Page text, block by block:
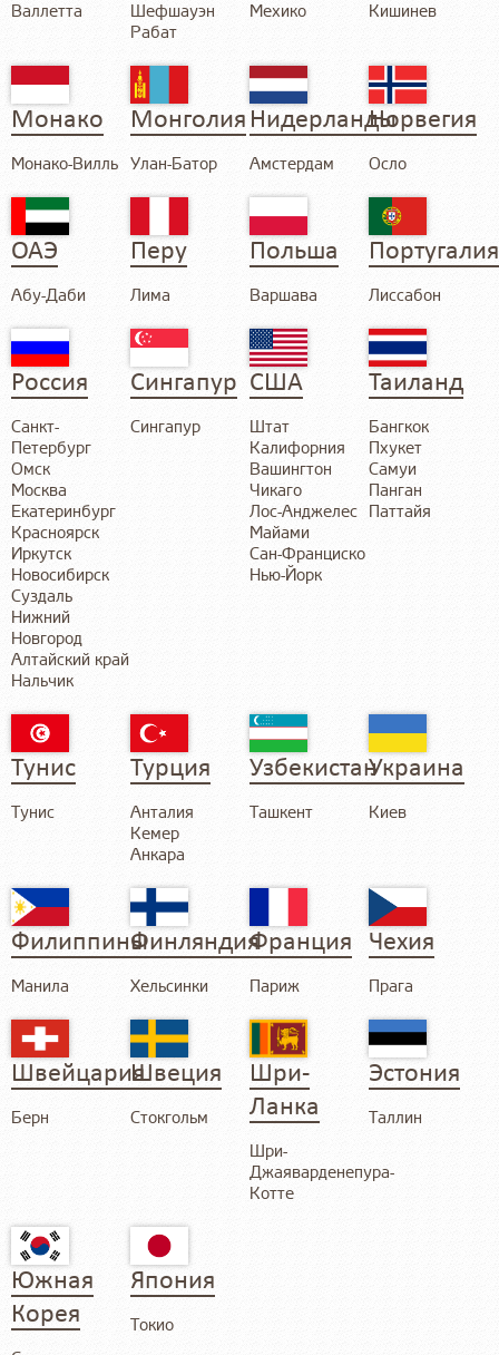
Валлетта
Шефшауэн
Рабат
Мехико Кишинев
Монако
Монако-Вилль
Монголия
Улан-Батор
Нидерланды
Амстердам
Норвегия
Осло
ОАЭ
Абу-Даби
Перу
Лима
Польша
Варшава
Португалия
Лиссабон
Россия
Санкт-
Петербург
Омск
Москва
Екатеринбург
Красноярск
Иркутск
Новосибирск
Суздаль
Нижний
Новгород
Алтайский край
Нальчик
Сингапур
Сингапур
США
Штат
Калифорния
Вашингтон
Чикаго
Лос-Анджелес
Майами
Сан-Франциско
Нью-Йорк
Таиланд
Бангкок
Пхукет
Самуи
Панган
Паттайя
Тунис
Тунис
Турция
Анталия
Кемер
Анкара
Узбекистан
Ташкент
Украина
Киев
Филиппины
Манила
Финляндия
Хельсинки
Франция
Париж
Чехия
Прага
Швейцария
Берн
Швеция
Стокгольм
Шри-
Ланка
Шри-
Джаяварденепура-
Котте
Эстония
Таллин
Южная
Корея
Япония
Токио